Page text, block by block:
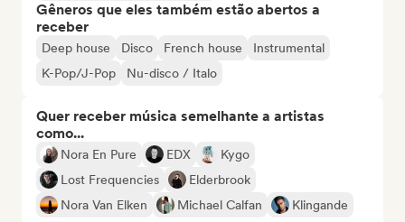
Gêneros que eles também estão abertos a
receber
Deep house Disco French house
Instrumental
K-Pop/J-Pop
Nu-disco / Italo
Quer receber música semelhante a artistas
como...
Nora En Pure EDX
Kygo
Lost Frequencies
Elderbrook
Nora Van Elken
Michael Calfan
Klingande